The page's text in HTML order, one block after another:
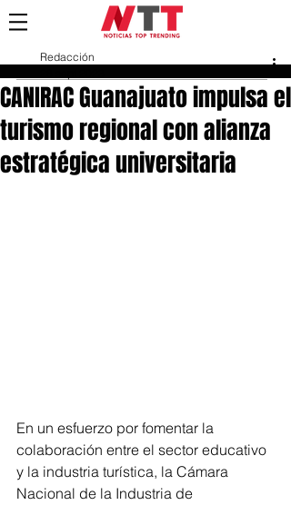
CANIRAC Guanajuato impulsa el
turismo regional con alianza
estratégica universitaria
Redacción
En un esfuerzo por fomentar la
colaboración entre el sector educativo
y la industria turística, la Cámara
Nacional de la Industria de